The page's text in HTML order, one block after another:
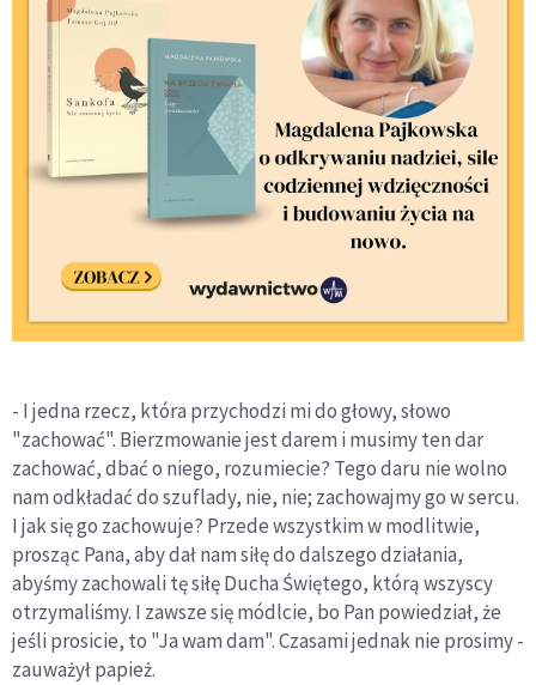
- I jedna rzecz, która przychodzi mi do głowy, słowo
"zachować". Bierzmowanie jest darem i musimy ten dar
zachować, dbać o niego, rozumiecie? Tego daru nie wolno
nam odkładać do szuflady, nie, nie; zachowajmy go w sercu.
I jak się go zachowuje? Przede wszystkim w modlitwie,
prosząc Pana, aby dał nam siłę do dalszego działania,
abyśmy zachowali tę siłę Ducha Świętego, którą wszyscy
otrzymaliśmy. I zawsze się módlcie, bo Pan powiedział, że
jeśli prosicie, to "Ja wam dam". Czasami jednak nie prosimy -
zauważył papież.